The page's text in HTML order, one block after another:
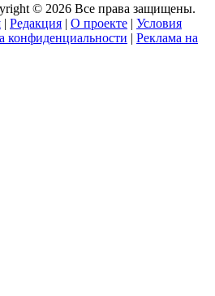
© 2026 Все права защищены.
| Редакция | О проекте | Условия
конфиденциальности | Реклама на